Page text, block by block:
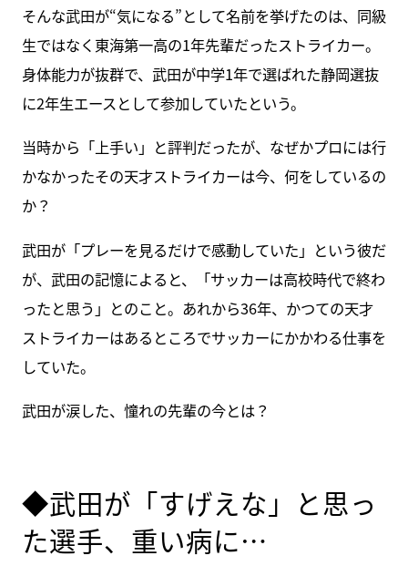
そんな武田が“気になる”として名前を挙げたのは、同級
生ではなく東海第一高の1年先輩だったストライカー。
身体能力が抜群で、武田が中学1年で選ばれた静岡選抜
に2年生エースとして参加していたという。
当時から「上手い」と評判だったが、なぜかプロには行
かなかったその天才ストライカーは今、何をしているの
か？
武田が「プレーを見るだけで感動していた」という彼だ
が、武田の記憶によると、「サッカーは高校時代で終わ
ったと思う」とのこと。あれから36年、かつての天才
ストライカーはあるところでサッカーにかかわる仕事を
していた。
武田が涙した、憧れの先輩の今とは？
◆武田が「すげえな」と思っ
た選手、重い病に…